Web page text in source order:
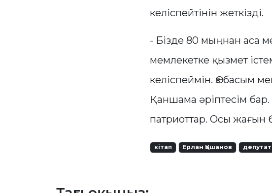
келіспейтінін жеткізді.
- Бізде 80 мыңнан аса
мемлекетке қызмет
келіспеймін. Өз басым
Қаншама әріптесім
патриоттар. Осы жағын
кітап Ерлан Қошанов депутат